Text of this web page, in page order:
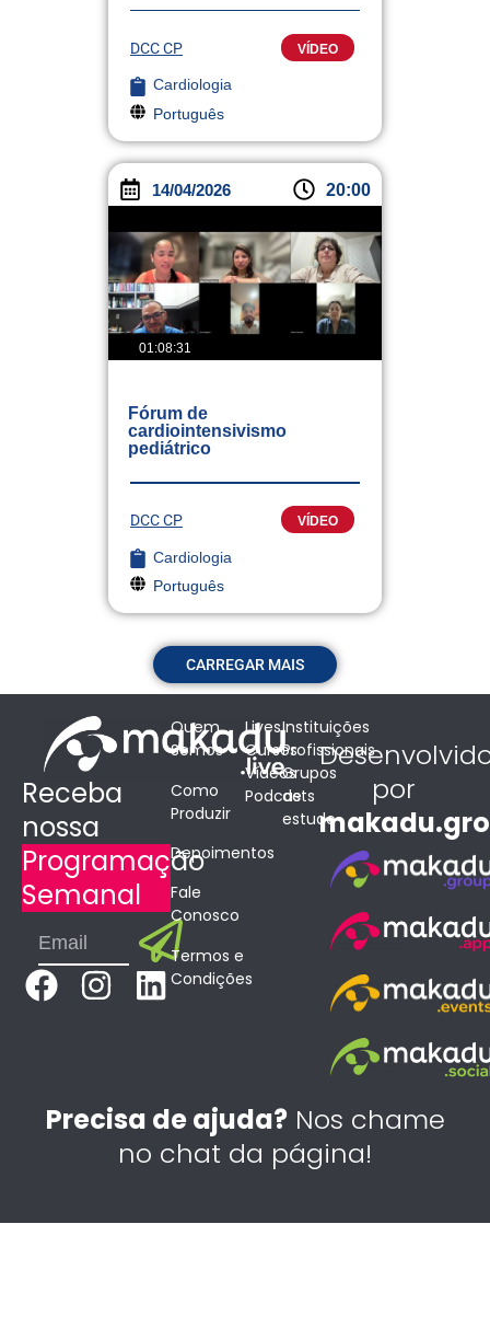
DCC CP VÍDEO
Cardiologia
Português
14/04/2026 20:00
01:08:31
Fórum de
cardiointensivismo
pediátrico
DCC CP VÍDEO
Cardiologia
Português
CARREGAR MAIS
Receba
nossa
Programação
Semanal
Submit
F
b
k
I
a
a
L
e
d
n
Quem
Somos
Como
Produzir
Depoimentos
Fale
Conosco
Termos e
Condições
Lives
Cursos
Vídeos
Podcasts
Instituições
Profissionais
Grupos
de
estudo
por
Precisa de ajuda?Nos chame
no chat da página!